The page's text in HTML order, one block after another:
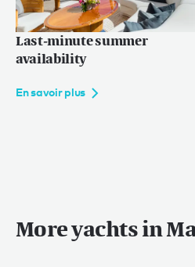
Last-minute summer
availability
En savoir plus
More yachts in